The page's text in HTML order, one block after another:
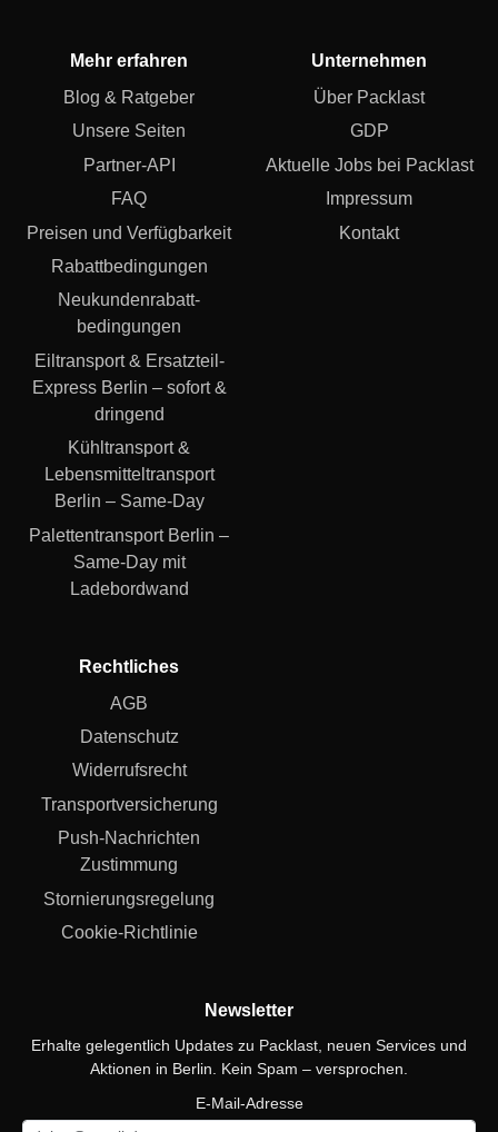
Mehr erfahren
Blog & Ratgeber
Unsere Seiten
Partner-API
FAQ
Preisen und Verfügbarkeit
Rabattbedingungen
Neukundenrabatt­
bedingungen
Eiltransport & Ersatzteil-
Express Berlin – sofort &
dringend
Kühltransport &
Lebensmitteltransport
Berlin – Same-Day
Palettentransport Berlin –
Same-Day mit
Ladebordwand
Unternehmen
Über Packlast
GDP
Aktuelle Jobs bei Packlast
Impressum
Kontakt
Rechtliches
AGB
Datenschutz
Widerrufsrecht
Transportversicherung
Push-Nachrichten
Zustimmung
Stornierungsregelung
Cookie-Richtlinie
Newsletter
Erhalte gelegentlich Updates zu Packlast, neuen Services und
Aktionen in Berlin. Kein Spam – versprochen.
E-Mail-Adresse